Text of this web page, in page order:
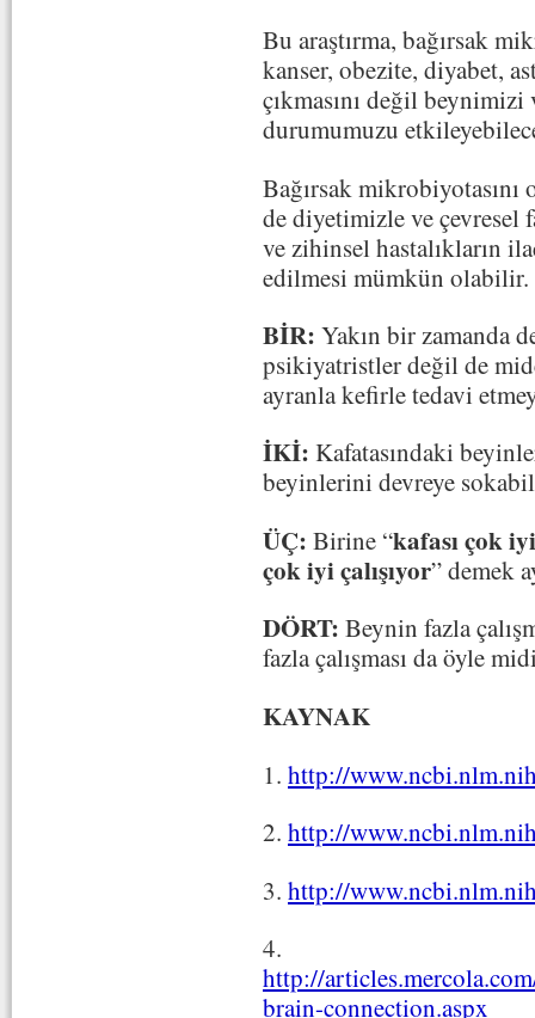
Bu araştırma, bağırsak
kanser, obezite, diyabet,
çıkmasını değil
durumumuzu
Bağırsak
de diyetimizle ve
ve zihinsel hastalıkların
edilmesi mümkün olabilir.
BİR: Yakın bir zamanda
psikiyatristler değil de
ayranla kefirle tedavi
İKİ: Kafatasındaki
beyinlerini devreye
ÜÇ: Birine “kafası çok
çok iyi çalışıyor” demek
DÖRT: Beynin fazla
fazla çalışması da öyle
KAYNAK
1. http://
2. http://
3. http://
4.
http://
brain-connection.aspx